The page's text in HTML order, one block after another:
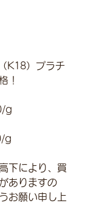
K18）プラチ
！
g
g
下により、買
ありますの
お願い申し上